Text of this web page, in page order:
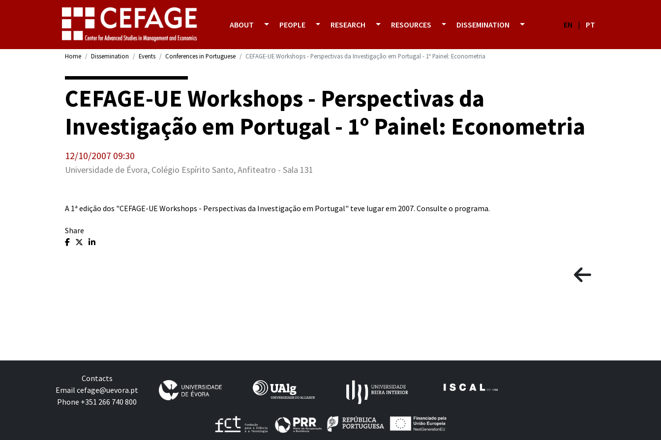
ABOUT PEOPLE RESEARCH RESOURCES DISSEMINATION EN | PT
Home Dissemination Events Conferences in Portuguese CEFAGE-UE Workshops - Perspectivas da Investigação em Portugal - 1º Painel: Econometria
CEFAGE-UE Workshops - Perspectivas da
Investigação em Portugal - 1º Painel: Econometria
12/10/2007 09:30
Universidade de Évora, Colégio Espírito Santo, Anfiteatro - Sala 131
A 1ª edição dos "CEFAGE-UE Workshops - Perspectivas da Investigação em Portugal" teve lugar em 2007. Consulte o programa.
Share
Contacts
Email cefage@uevora.pt
Phone +351 266 740 800